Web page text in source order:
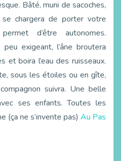
Bâté, muni de sacoches,
chargera de porter votre
d’être autonomes.
exigeant, l’âne broutera
et boira l’eau des ruisseaux.
sous les étoiles ou en gîte,
suivra. Une belle
ses enfants. Toutes les
(ça ne s’invente pas) Au Pas